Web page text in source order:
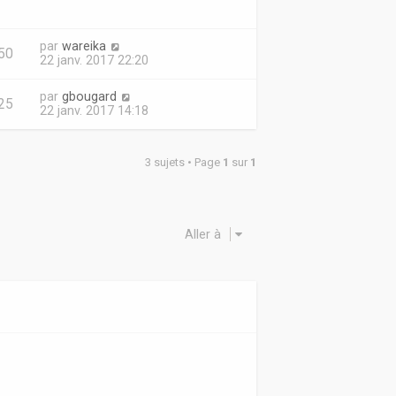
par wareika
22 janv. 2017 22:20
par gbougard
22 janv. 2017 14:18
3 sujets • Page 1 sur 1
Aller à